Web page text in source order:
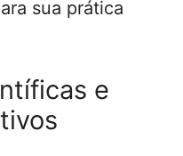
sua prática
e